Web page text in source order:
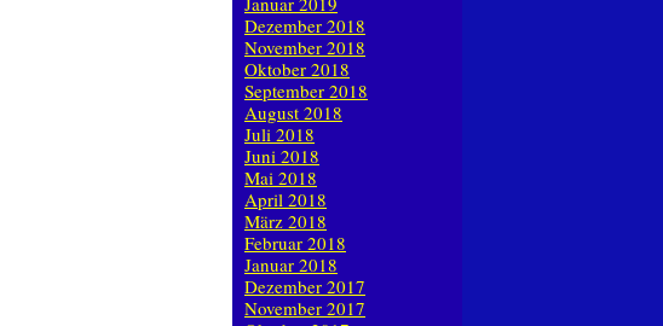
Dezember 2018
November 2018
Oktober 2018
September 2018
August 2018
Juli 2018
Juni 2018
Mai 2018
April 2018
März 2018
Februar 2018
Januar 2018
Dezember 2017
November 2017